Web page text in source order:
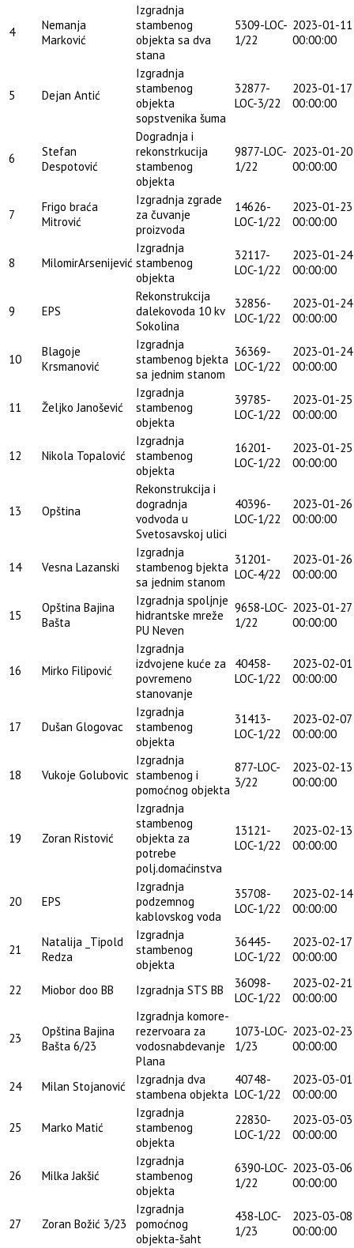
4
Nemanja
Marković
Izgradnja
stambenog
objekta sa dva
stana
5309-LOC-
1/22
2023-01-11
00:00:00
5 Dejan Antić
Izgradnja
stambenog
objekta
sopstvenika šuma
32877-
LOC-3/22
2023-01-17
00:00:00
6
Stefan
Despotović
Dogradnja i
rekonstrkucija
stambenog
objekta
9877-LOC-
1/22
2023-01-20
00:00:00
7
Frigo braća
Mitrović
Izgradnja zgrade
za čuvanje
proizvoda
14626-
LOC-1/22
2023-01-23
00:00:00
8 MilomirArsenijević
Izgradnja
stambenog
objekta
32117-
LOC-1/22
2023-01-24
00:00:00
9 EPS
Rekonstrukcija
dalekovoda 10 kv
Sokolina
32856-
LOC-1/22
2023-01-24
00:00:00
10
Blagoje
Krsmanović
Izgradnja
stambenog bjekta
sa jednim stanom
36369-
LOC-1/22
2023-01-24
00:00:00
11 Željko Janošević
Izgradnja
stambenog
objekta
39785-
LOC-1/22
2023-01-25
00:00:00
12 Nikola Topalović
Izgradnja
stambenog
objekta
16201-
LOC-1/22
2023-01-25
00:00:00
13 Opština
Rekonstrukcija i
dogradnja
vodvoda u
Svetosavskoj ulici
40396-
LOC-1/22
2023-01-26
00:00:00
14 Vesna Lazanski
Izgradnja
stambenog bjekta
sa jednim stanom
31201-
LOC-4/22
2023-01-26
00:00:00
15
Opština Bajina
Bašta
Izgradnja spoljnje
hidrantske mreže
PU Neven
9658-LOC-
1/22
2023-01-27
00:00:00
16 Mirko Filipović
Izgradnja
izdvojene kuće za
povremeno
stanovanje
40458-
LOC-1/22
2023-02-01
00:00:00
17 Dušan Glogovac
Izgradnja
stambenog
objekta
31413-
LOC-1/22
2023-02-07
00:00:00
18 Vukoje Golubovic
Izgradnja
stambenog i
pomoćnog objekta
877-LOC-
3/22
2023-02-13
00:00:00
19 Zoran Ristović
Izgradnja
stambenog
objekta za
potrebe
polj.domaćinstva
13121-
LOC-1/22
2023-02-13
00:00:00
20 EPS
Izgradnja
podzemnog
kablovskog voda
35708-
LOC-1/22
2023-02-14
00:00:00
21
Natalija _Tipold
Redza
Izgradnja
stambenog
objekta
36445-
LOC-1/22
2023-02-17
00:00:00
22 Miobor doo BB Izgradnja STS BB
36098-
LOC-1/22
2023-02-21
00:00:00
23
Opština Bajina
Bašta 6/23
Izgradnja komore-
rezervoara za
vodosnabdevanje
Plana
1073-LOC-
1/23
2023-02-23
00:00:00
24 Milan Stojanović
Izgradnja dva
stambena objekta
40748-
LOC-1/22
2023-03-01
00:00:00
25 Marko Matić
Izgradnja
stambenog
objekta
22830-
LOC-1/22
2023-03-03
00:00:00
26 Milka Jakšić
Izgradnja
stambenog
objekta
6390-LOC-
1/22
2023-03-06
00:00:00
27 Zoran Božić 3/23
Izgradnja
pomoćnog
objekta-šaht
438-LOC-
1/23
2023-03-08
00:00:00